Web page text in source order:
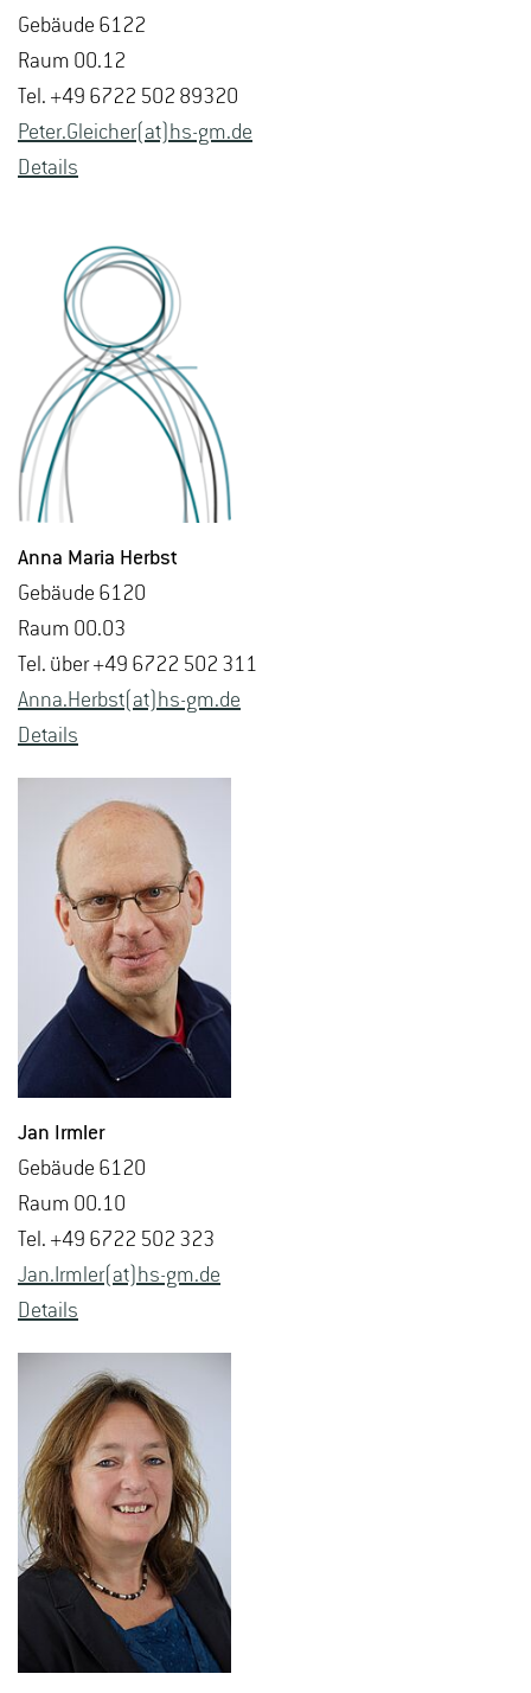
Ge­bäu­de 6122
Raum 00.12
Tel. +49 6722 502 89320
Peter.​Gleicher(at)hs-​gm.​de
De­tails
Anna Maria Herbst
Ge­bäu­de 6120
Raum 00.03
Tel. über +49 6722 502 311
Anna.​Herbst(at)hs-​gm.​de
De­tails
Jan Irm­ler
Ge­bäu­de 6120
Raum 00.10
Tel. +49 6722 502 323
Jan.​Irmler(at)hs-​gm.​de
De­tails